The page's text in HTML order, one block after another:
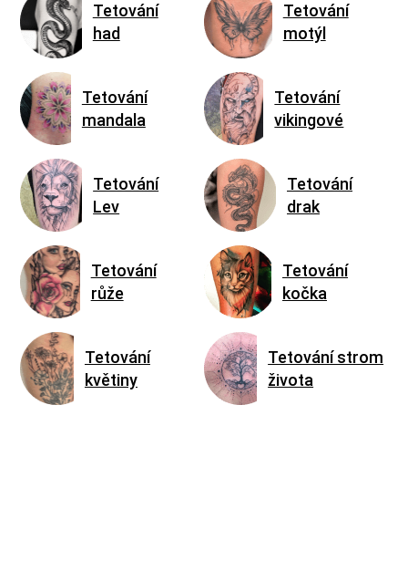
Tetování
had
Tetování
mandala
Tetování
Lev
Tetování
růže
Tetování
květiny
Tetování
motýl
Tetování
vikingové
Tetování
drak
Tetování
kočka
Tetování strom
života